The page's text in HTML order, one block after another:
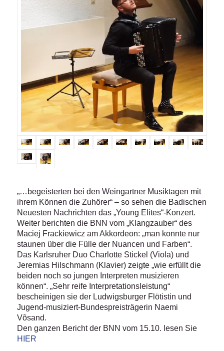
„…begeisterten bei den Weingartner Musiktagen mit
ihrem Können die Zuhörer“ – so sehen die Badischen
Neuesten Nachrichten das „Young Elites“-Konzert.
Weiter berichten die BNN vom „Klangzauber“ des
Maciej Frackiewicz am Akkordeon: „man konnte nur
staunen über die Fülle der Nuancen und Farben“.
Das Karlsruher Duo Charlotte Stickel (Viola) und
Jeremias Hilschmann (Klavier) zeigte „wie erfüllt die
beiden noch so jungen Interpreten musizieren
können“. „Sehr reife Interpretationsleistung“
bescheinigen sie der Ludwigsburger Flötistin und
Jugend-musiziert-Bundespreisträgerin Naemi
Võsand.
Den ganzen Bericht der BNN vom 15.10. lesen Sie
HIER